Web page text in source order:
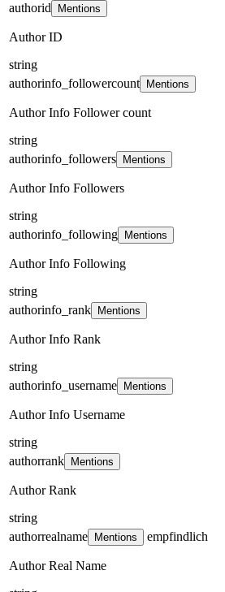
authorid
Mentions
Author ID
string
authorinfo_followercount
Mentions
Author Info Follower count
string
authorinfo_followers
Mentions
Author Info Followers
string
authorinfo_following
Mentions
Author Info Following
string
authorinfo_rank
Mentions
Author Info Rank
string
authorinfo_username
Mentions
Author Info Username
string
authorrank
Mentions
Author Rank
string
authorrealname
Mentions empfindlich
Author Real Name